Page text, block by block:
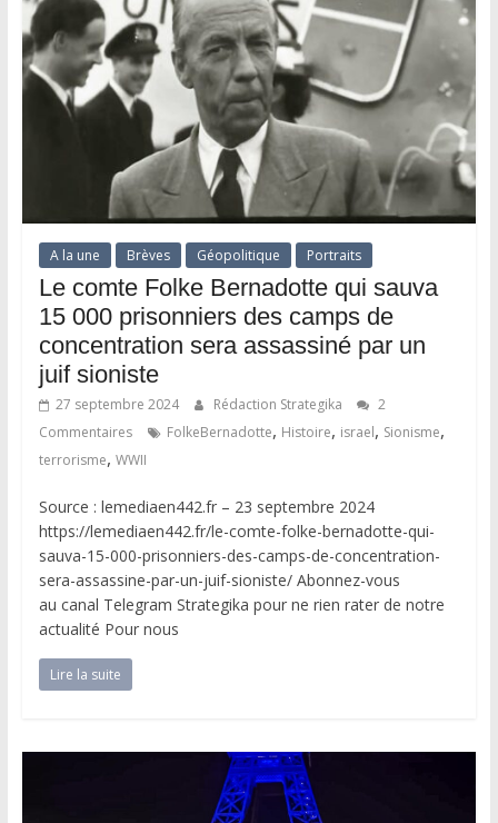
A la une Brèves Géopolitique Portraits
Le comte Folke Bernadotte qui sauva
15 000 prisonniers des camps de
concentration sera assassiné par un
juif sioniste
27 septembre 2024 Rédaction Strategika
2
Commentaires
FolkeBernadotte, Histoire, israel, Sionisme,
terrorisme, WWII
Source : lemediaen442.fr – 23 septembre 2024
https://lemediaen442.fr/le-comte-folke-bernadotte-qui-
sauva-15-000-prisonniers-des-camps-de-concentration-
sera-assassine-par-un-juif-sioniste/ Abonnez-vous
au canal Telegram Strategika pour ne rien rater de notre
actualité Pour nous
Lire la suite